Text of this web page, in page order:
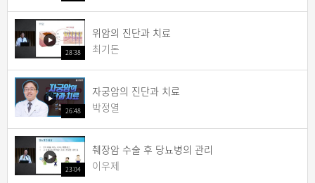
28:38
위암의 진단과 치료
최기돈
26:48
자궁암의 진단과 치료
박정열
23:04
췌장암 수술 후 당뇨병의 관리
이우제